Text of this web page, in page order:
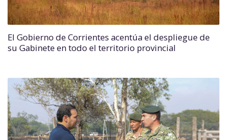
El Gobierno de Corrientes acentúa el despliegue de
su Gabinete en todo el territorio provincial